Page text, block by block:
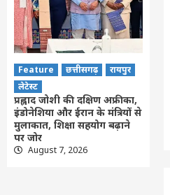
Feature छत्तीसगढ़
रायपुर
लेटेस्ट
प्रह्लाद जोशी की दक्षिण अफ्रीका,
इंडोनेशिया और ईरान के मंत्रियों से
मुलाकात, शिक्षा सहयोग बढ़ाने
पर जोर
August 7, 2026